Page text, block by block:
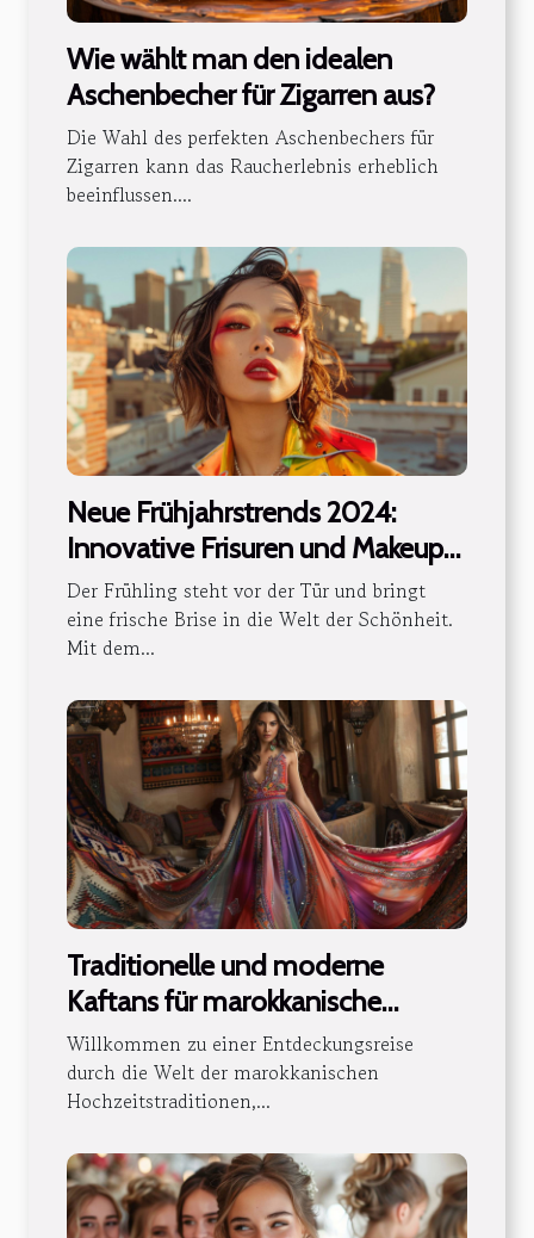
Wie wählt man den idealen
Aschenbecher für Zigarren aus?
Die Wahl des perfekten Aschenbechers für
Zigarren kann das Raucherlebnis erheblich
beeinflussen....
Neue Frühjahrstrends 2024:
Innovative Frisuren und Makeup-
Anleitungen
Der Frühling steht vor der Tür und bringt
eine frische Brise in die Welt der Schönheit.
Mit dem...
Traditionelle und moderne
Kaftans für marokkanische
Hochzeiten
Willkommen zu einer Entdeckungsreise
durch die Welt der marokkanischen
Hochzeitstraditionen,...